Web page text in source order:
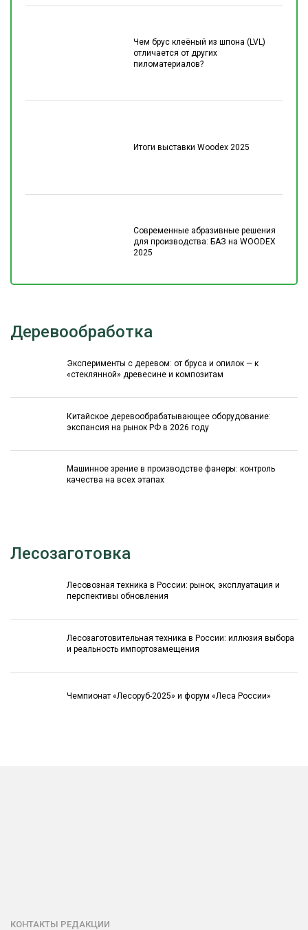
Чем брус клеёный из шпона (LVL)
отличается от других
пиломатериалов?
Итоги выставки Woodex 2025
Современные абразивные решения
для производства: БАЗ на WOODEX
2025
Деревообработка
Эксперименты с деревом: от бруса и опилок — к
«стеклянной» древесине и композитам
Китайское деревообрабатывающее оборудование:
экспансия на рынок РФ в 2026 году
Машинное зрение в производстве фанеры: контроль
качества на всех этапах
Лесозаготовка
Лесовозная техника в России: рынок, эксплуатация и
перспективы обновления
Лесозаготовительная техника в России: иллюзия выбора
и реальность импортозамещения
Чемпионат «Лесоруб-2025» и форум «Леса России»
КОНТАКТЫ РЕДАКЦИИ